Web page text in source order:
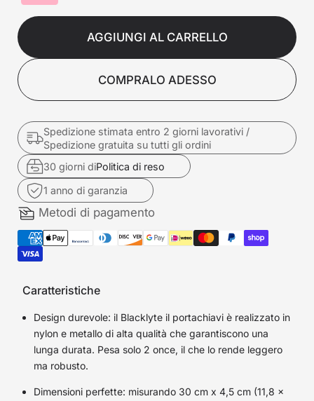
AGGIUNGI AL CARRELLO
COMPRALO ADESSO
Spedizione stimata entro 2 giorni lavorativi /
Spedizione gratuita su tutti gli ordini
30 giorni diPolitica di reso
1 anno di garanzia
Metodi di pagamento
Caratteristiche
Design durevole: il Blacklyte il portachiavi è realizzato in
nylon e metallo di alta qualità che garantiscono una
lunga durata. Pesa solo 2 once, il che lo rende leggero
ma robusto.
Dimensioni perfette: misurando 30 cm x 4,5 cm (11,8 x